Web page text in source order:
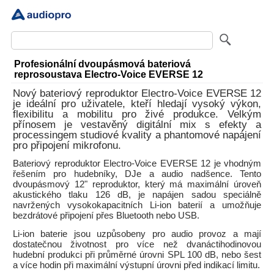
Profesionální dvoupásmová bateriová
reprosoustava Electro-Voice EVERSE 12
Nový bateriový reproduktor Electro-Voice EVERSE 12
je ideální pro uživatele, kteří hledají vysoký výkon,
flexibilitu a mobilitu pro živé produkce. Velkým
přínosem je vestavěný digitální mix s efekty a
processingem studiové kvality a phantomové napájení
pro připojení mikrofonu.
Bateriový reproduktor Electro-Voice EVERSE 12 je vhodným
řešením pro hudebníky, DJe a audio nadšence. Tento
dvoupásmový 12" reproduktor, který má maximální úroveň
akustického tlaku 126 dB, je napájen sadou speciálně
navržených vysokokapacitních Li-ion baterií a umožňuje
bezdrátové připojení přes Bluetooth nebo USB.
Li-ion baterie jsou uzpůsobeny pro audio provoz a mají
dostatečnou životnost pro více než dvanáctihodinovou
hudební produkci při průměrné úrovni SPL 100 dB, nebo šest
a více hodin při maximální výstupní úrovni před indikací limitu.